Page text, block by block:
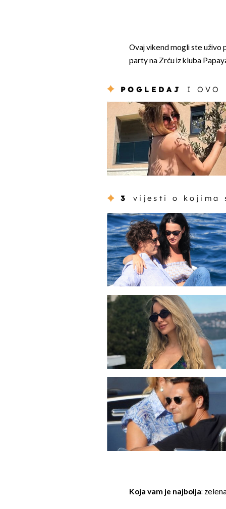
Ovaj vikend mogli ste uživo
party na Zrću iz kluba
POGLEDAJ I OVO
3 vijesti o kojima
Koja vam je najbolja: